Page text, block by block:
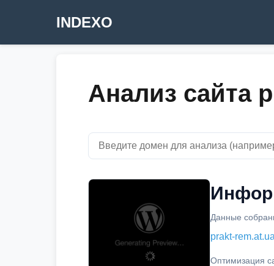
INDEXO
Анализ сайта
Данные
prakt-
Оптимизация